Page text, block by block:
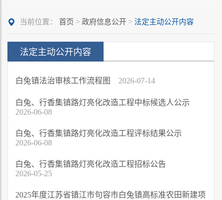
当前位置： 首页 > 政府信息公开 > 法定主动公开内容
法定主动公开内容
白兔镇法治审核工作流程图 2026-07-14
白兔、行香集镇路灯亮化改造工程中标候选人公示
2026-06-08
白兔、行香集镇路灯亮化改造工程评标结果公示
2026-06-08
白兔、行香集镇路灯亮化改造工程招标公告
2026-05-25
2025年度江苏省镇江市句容市白兔镇高标准农田新建项